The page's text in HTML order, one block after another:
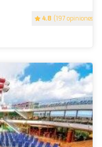
4.8 (197 opiniones)